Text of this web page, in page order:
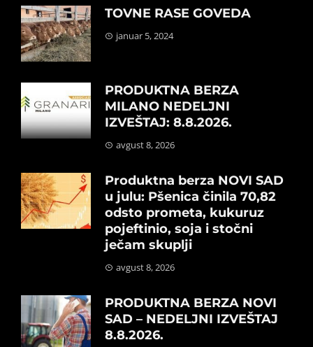
TOVNE RASE GOVEDA
januar 5, 2024
PRODUKTNA BERZA
MILANO NEDELJNI
IZVEŠTAJ: 8.8.2026.
avgust 8, 2026
Produktna berza NOVI SAD
u julu: Pšenica činila 70,82
odsto prometa, kukuruz
pojeftinio, soja i stočni
ječam skuplji
avgust 8, 2026
PRODUKTNA BERZA NOVI
SAD – NEDELJNI IZVEŠTAJ
8.8.2026.